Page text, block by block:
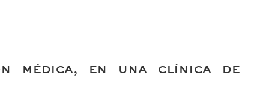
médica, en una clínica de